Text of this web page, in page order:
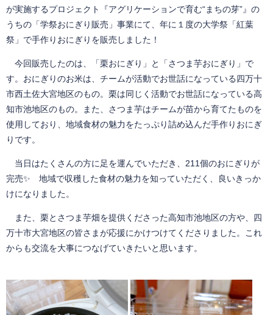
が実施するプロジェクト『アグリケーションで育む“まちの芽”』の
うちの「学祭おにぎり販売」事業にて、年に１度の大学祭「紅葉
祭」で手作りおにぎりを販売しました！
今回販売したのは、「栗おにぎり」と「さつま芋おにぎり」で
す。おにぎりのお米は、チームが活動でお世話になっている四万十
市西土佐大宮地区のもの。栗は同じく活動でお世話になっている高
知市池地区のもの。また、さつま芋はチームが苗から育てたものを
使用しており、地域食材の魅力をたっぷり詰め込んだ手作りおにぎ
りです。
当日はたくさんの方に足を運んでいただき、211個のおにぎりが
完売✨ 地域で収穫した食材の魅力を知っていただく、良いきっか
けになりました。
また、栗とさつま芋畑を提供くださった高知市池地区の方や、四
万十市大宮地区の皆さまが応援にかけつけてくださりました。これ
からも交流を大事につなげていきたいと思います。